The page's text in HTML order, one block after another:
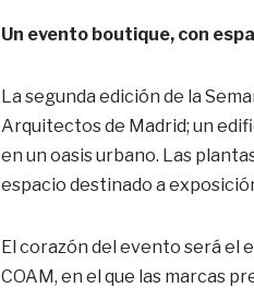
Un evento boutique, con
La segunda edición de la
Arquitectos de Madrid; un
en un oasis urbano. Las
espacio destinado a
El corazón del evento será el
COAM, en el que las marcas